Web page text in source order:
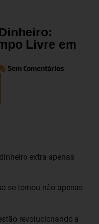
Livre em
Sem Comentários
extra apenas
se tornou não apenas
revolucionando a